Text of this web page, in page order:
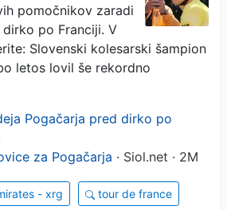
pomočnikov zaradi
po Franciji. V
Slovenski kolesarski šampion
letos lovil še rekordno
Pogačarja pred dirko po
za Pogačarja · Siol.net · 2M
- xrg tour de france